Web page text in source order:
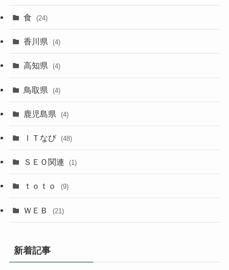
食 (24)
香川県 (4)
高知県 (4)
鳥取県 (4)
鹿児島県 (4)
ＩＴなび (48)
ＳＥＯ関連 (1)
ｔｏｔｏ (9)
ＷＥＢ (21)
新着記事